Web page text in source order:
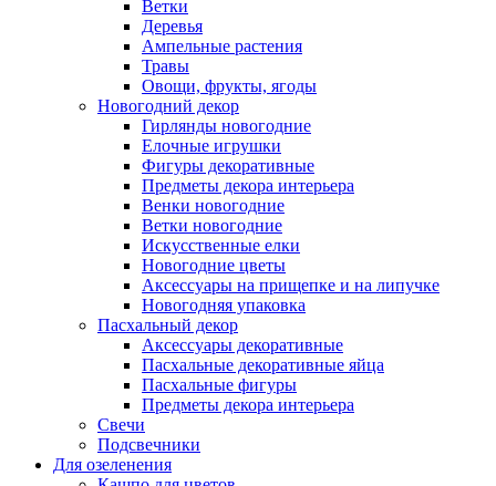
Ветки
Деревья
Ампельные растения
Травы
Овощи, фрукты, ягоды
Новогодний декор
Гирлянды новогодние
Елочные игрушки
Фигуры декоративные
Предметы декора интерьера
Венки новогодние
Ветки новогодние
Искусственные елки
Новогодние цветы
Аксессуары на прищепке и на липучке
Новогодняя упаковка
Пасхальный декор
Аксессуары декоративные
Пасхальные декоративные яйца
Пасхальные фигуры
Предметы декора интерьера
Свечи
Подсвечники
Для озеленения